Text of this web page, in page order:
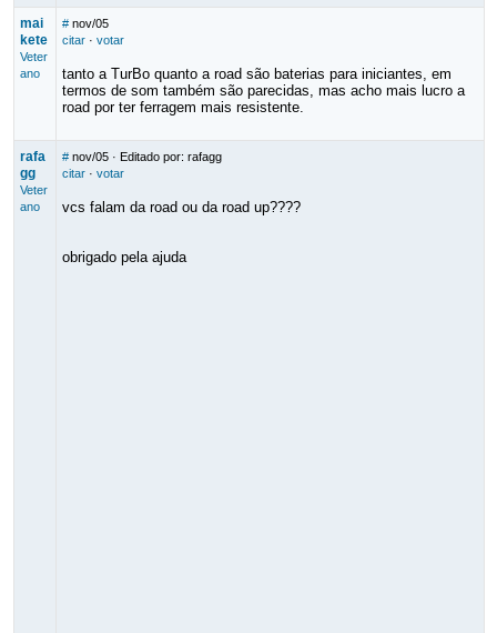
mai
kete
Veter
ano
# nov/05
citar· votar
tanto a TurBo quanto a road são baterias para iniciantes, em
termos de som também são parecidas, mas acho mais lucro a
road por ter ferragem mais resistente.
rafa
gg
Veter
ano
# nov/05· Editado por: rafagg
citar· votar
vcs falam da road ou da road up????
obrigado pela ajuda